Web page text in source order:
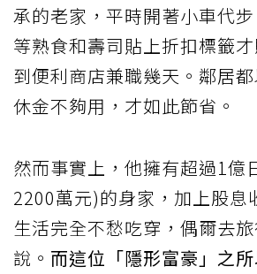
承的老家，平時開著小車代
等熟食和壽司貼上折扣標籤
到便利商店兼職幾天。鄰居
休金不夠用，才如此節省。
然而事實上，他擁有超過1億
2200萬元)的身家，加上股息
生活完全不愁吃穿，偶爾去
說。 而這位「隱形富豪」之